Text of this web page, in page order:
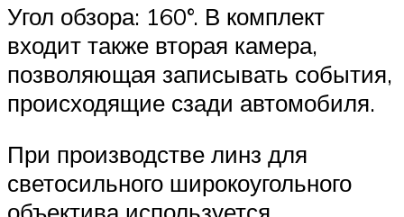
Угол обзора: 160°. В комплект
входит также вторая камера,
позволяющая записывать события,
происходящие сзади автомобиля.
При производстве линз для
светосильного широкоугольного